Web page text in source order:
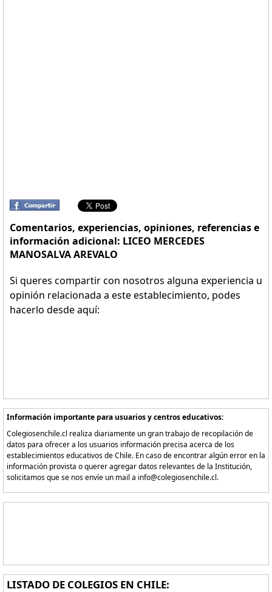
Comentarios, experiencias, opiniones, referencias e
información adicional: LICEO MERCEDES
MANOSALVA AREVALO
Si queres compartir con nosotros alguna experiencia u
opinión relacionada a este establecimiento, podes
hacerlo desde aquí:
Información importante para usuarios y centros educativos:
Colegiosenchile.cl realiza diariamente un gran trabajo de recopilación de
datos para ofrecer a los usuarios información precisa acerca de los
establecimientos educativos de Chile. En caso de encontrar algún error en la
información provista o querer agregar datos relevantes de la Institución,
solicitamos que se nos envíe un mail a info@colegiosenchile.cl.
LISTADO DE COLEGIOS EN CHILE: